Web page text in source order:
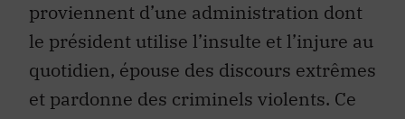
proviennent d’une administration dont
le président utilise l’insulte et l’injure au
quotidien, épouse des discours extrêmes
et pardonne des criminels violents. Ce